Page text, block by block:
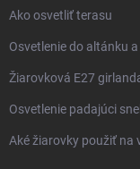
Ako osvetliť terasu
Osvetlenie do altánku
Žiarovková E27
Osvetlenie padajúci
Aké žiarovky použiť na